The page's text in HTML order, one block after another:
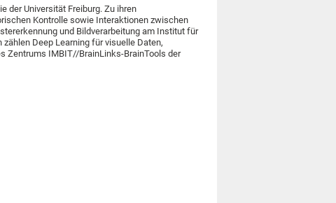
der Universität Freiburg. Zu ihren
Kontrolle sowie Interaktionen zwischen
und Bildverarbeitung am Institut für
Deep Learning für visuelle Daten,
Zentrums IMBIT//BrainLinks-BrainTools der